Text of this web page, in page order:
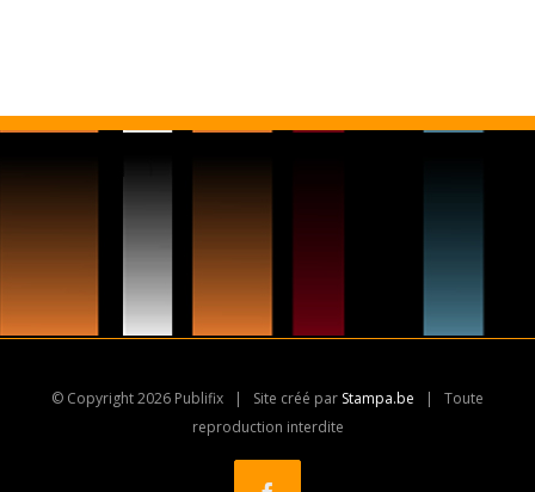
© Copyright2026 Publifix | Site créé par Stampa.be | Toute
reproduction interdite